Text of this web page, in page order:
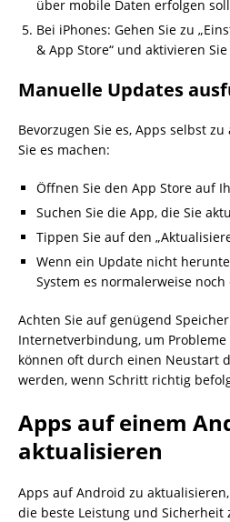
über mobile Daten erfolgen
Bei iPhones: Gehen Sie zu
& App Store“ und aktivieren Sie
Manuelle Updates
Bevorzugen Sie es, Apps selbst
Sie es machen:
Öffnen Sie den App Store auf
Suchen Sie die App, die Sie
Tippen Sie auf den
Wenn ein Update nicht
System es normalerweise noch
Achten Sie auf genügend
Internetverbindung, um
können oft durch einen Neustart
werden, wenn Schritt richtig
Apps auf einem
aktualisieren
Apps auf Android zu
die beste Leistung und Sicherheit